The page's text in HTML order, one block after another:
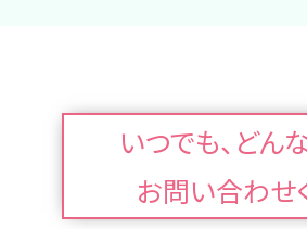
いつでも、どん
お問い合わせ